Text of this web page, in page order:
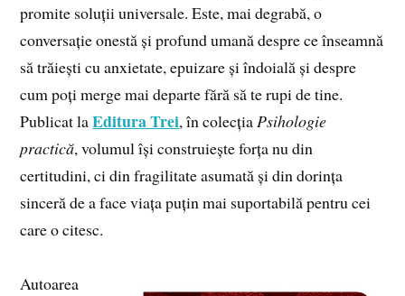
promite soluții universale. Este, mai degrabă, o
conversație onestă și profund umană despre ce înseamnă
să trăiești cu anxietate, epuizare și îndoială și despre
cum poți merge mai departe fără să te rupi de tine.
Publicat laEditura Trei, în colecțiaPsihologie
practică, volumul își construiește forța nu din
certitudini, ci din fragilitate asumată și din dorința
sinceră de a face viața puțin mai suportabilă pentru cei
care o citesc.
Autoarea